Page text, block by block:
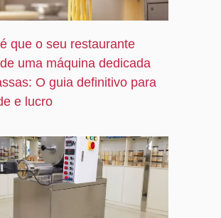
que o seu restaurante
uma máquina dedicada
O guia definitivo para
e lucro